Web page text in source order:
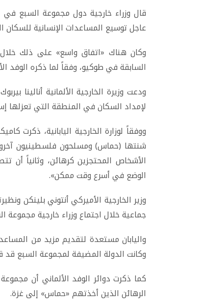
​قال وزراء خارجية دول مجموعة السبع
عاجل توسيع المساعدات الإنسانية للسكان
وكان هناك «اتفاق واسع» على ذلك
السابقة في طوكيو، وفقاً لما ذكره الوفد
ودعت وزيرة الخارجية الألمانية أنالينا
لإمداد السكان في المنطقة التي تعزلها
ووفقاً لوزارة الخارجية اليابانية، ذكرت
شنتها (حماس) ومسلحون فلسطينيون
الأشخاص المحتجزين كرهائن، وثانياً أن
الوضع في أسرع وقت ممكن».
وزير الخارجية الأميركي أنتوني بلينكن
جماعية خلال اجتماع وزراء خارجية مجموعة
وكانت الدولة المضيفة لمجموعة السبع قد قررت
كما ذكرت دوائر الوفد الألماني أن
الرهائن الذين أخذتهم «حماس» إلى غزة.